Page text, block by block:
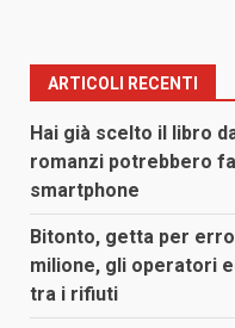
ARTICOLI RECENTI
Hai già scelto il libro
romanzi potrebbero
smartphone
Bitonto, getta per
milione, gli operatori
tra i rifiuti